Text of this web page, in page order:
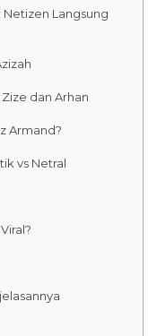
Langsung
dan Arhan
Armand?
vs Netral